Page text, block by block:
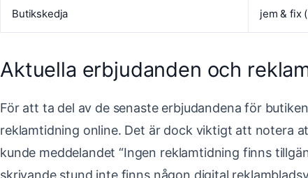
Butikskedja jem & fix
Aktuella erbjudanden och
För att ta del av de senaste erbjudandena för
reklamtidning online. Det är dock viktigt att notera
kunde meddelandet “Ingen reklamtidning finns
skrivande stund inte finns någon digital